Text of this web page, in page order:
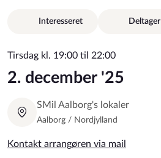
Interesseret Deltager
Tirsdag kl. 19:00 til 22:00
2. december '25
SMil Aalborg's lokaler
Aalborg / Nordjylland
Kontakt arrangøren via mail